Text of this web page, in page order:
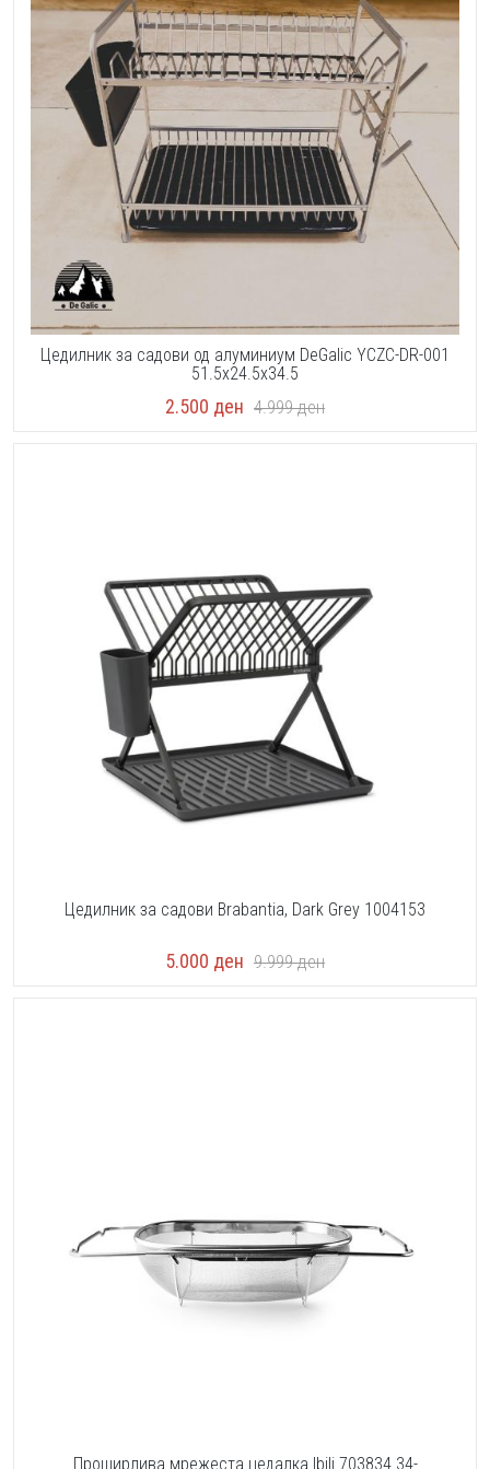
Цедилник за садови од алуминиум DeGalic YCZC-DR-001
51.5x24.5x34.5
2.500 ден 4.999ден
Цедилник за садови Brabantia, Dark Grey 1004153
5.000 ден 9.999ден
Проширлива мрежеста цедалка Ibili 703834 34-